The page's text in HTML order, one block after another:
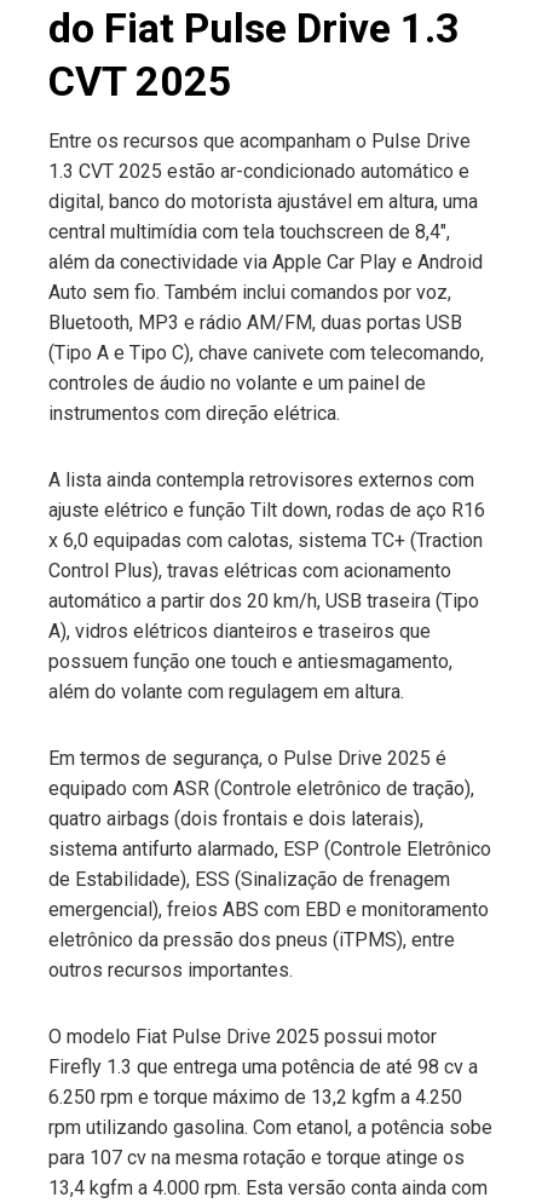
do Fiat Pulse Drive 1.3
CVT 2025
Entre os recursos que acompanham o Pulse Drive
1.3 CVT 2025 estão ar-condicionado automático e
digital, banco do motorista ajustável em altura, uma
central multimídia com tela touchscreen de 8,4″,
além da conectividade via Apple Car Play e Android
Auto sem fio. Também inclui comandos por voz,
Bluetooth, MP3 e rádio AM/FM, duas portas USB
(Tipo A e Tipo C), chave canivete com telecomando,
controles de áudio no volante e um painel de
instrumentos com direção elétrica.
A lista ainda contempla retrovisores externos com
ajuste elétrico e função Tilt down, rodas de aço R16
x 6,0 equipadas com calotas, sistema TC+ (Traction
Control Plus), travas elétricas com acionamento
automático a partir dos 20 km/h, USB traseira (Tipo
A), vidros elétricos dianteiros e traseiros que
possuem função one touch e antiesmagamento,
além do volante com regulagem em altura.
Em termos de segurança, o Pulse Drive 2025 é
equipado com ASR (Controle eletrônico de tração),
quatro airbags (dois frontais e dois laterais),
sistema antifurto alarmado, ESP (Controle Eletrônico
de Estabilidade), ESS (Sinalização de frenagem
emergencial), freios ABS com EBD e monitoramento
eletrônico da pressão dos pneus (iTPMS), entre
outros recursos importantes.
O modelo Fiat Pulse Drive 2025 possui motor
Firefly 1.3 que entrega uma potência de até 98 cv a
6.250 rpm e torque máximo de 13,2 kgfm a 4.250
rpm utilizando gasolina. Com etanol, a potência sobe
para 107 cv na mesma rotação e torque atinge os
13,4 kgfm a 4.000 rpm. Esta versão conta ainda com